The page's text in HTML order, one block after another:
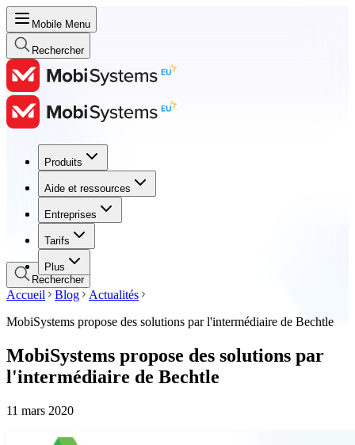
Mobile Menu
Rechercher
Produits
Aide et ressources
Entreprises
Tarifs
Plus
Produits
Aide et ressources
Entreprises
Tarifs
Rechercher
Accueil Blog
Actualités
MobiSystems propose des solutions par l'intermédiaire de Bechtle
MobiSystems propose des solutions par
l'intermédiaire de Bechtle
11 mars 2020